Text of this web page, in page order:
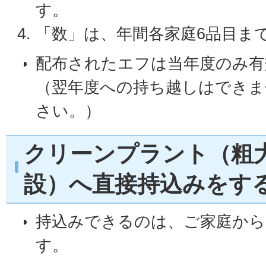
す。
「数」は、年間各家庭6品目ま
配布されたエフは当年度のみ
（翌年度への持ち越しはでき
さい。）
クリーンプラント（粗
設）へ直接持込みをす
持込みできるのは、ご家庭か
す。